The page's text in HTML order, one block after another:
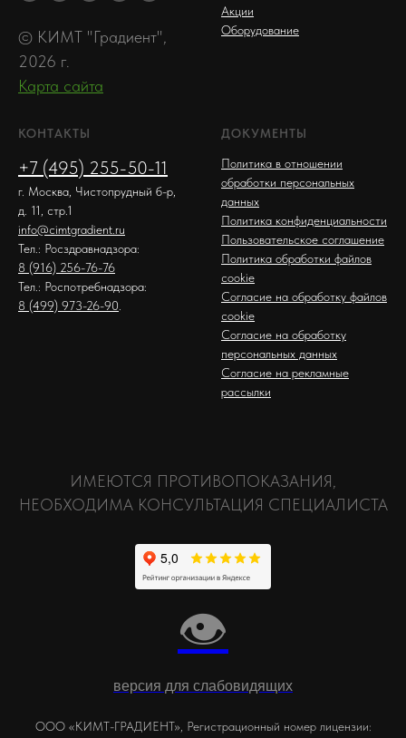
© КИМТ "Градиент",
2026 г.
Карта сайта
Акции
Оборудование
КОНТАКТЫ
+7 (495) 255-50-11
г. Москва, Чистопрудный б-р,
д. 11, стр.1
info@cimtgradient.ru
Тел.: Росздравнадзора:
8 (916) 256-76-76
Тел.: Роспотребнадзора:
8 (499) 973-26-90
ДОКУМЕНТЫ
Политика в отношении
обработки персональных
данных
Политика конфиденциальности
Пользовательское соглашение
Политика обработки файлов
cookie
Согласие на обработку файлов
cookie
Согласие на обработку
персональных данных
Согласие на рекламные
рассылки
ИМЕЮТСЯ ПРОТИВОПОКАЗАНИЯ,
НЕОБХОДИМА КОНСУЛЬТАЦИЯ СПЕЦИАЛИСТА
👁
версия для слабовидящих
ООО «КИМТ-ГРАДИЕНТ», Регистрационный номер лицензии: